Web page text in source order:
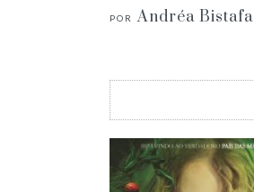
Andréa Bistafa